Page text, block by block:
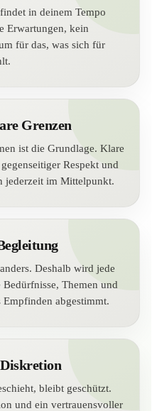
in deinem Tempo
Erwartungen, kein
für das, was sich für
Grenzen
ist die Grundlage. Klare
Respekt und
jederzeit im Mittelpunkt.
Deshalb wird jede
Themen und
Empfinden abgestimmt.
bleibt geschützt.
und ein vertrauensvoller